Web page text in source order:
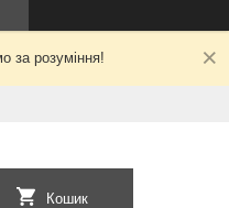
за розуміння!
Кошик